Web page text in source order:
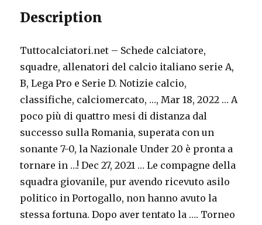
Description
Tuttocalciatori.net – Schede calciatore,
squadre, allenatori del calcio italiano serie A,
B, Lega Pro e Serie D. Notizie calcio,
classifiche, calciomercato, …, Mar 18, 2022 … A
poco più di quattro mesi di distanza dal
successo sulla Romania, superata con un
sonante 7-0, la Nazionale Under 20 è pronta a
tornare in …! Dec 27, 2021 … Le compagne della
squadra giovanile, pur avendo ricevuto asilo
politico in Portogallo, non hanno avuto la
stessa fortuna. Dopo aver tentato la …. Torneo